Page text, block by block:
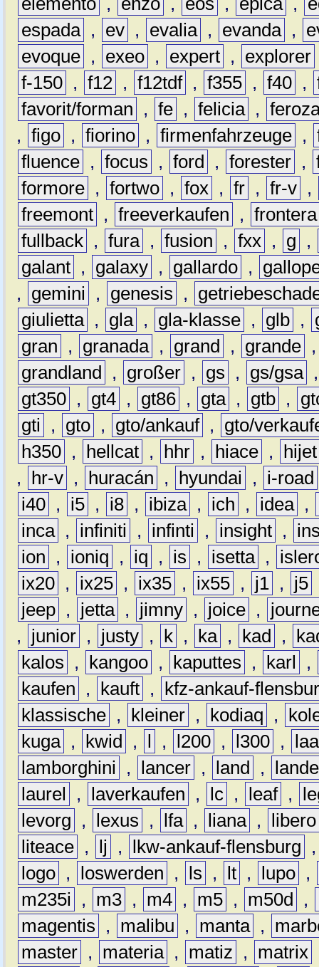
espada , ev , evalia , evanda ,
evoque , exeo , expert , explorer
f-150 , f12 , f12tdf , f355 , f40 ,
favorit/forman
, fe , felicia ,
, figo , fiorino , firmenfahrzeuge ,
fluence , focus , ford , forester ,
formore , fortwo , fox , fr , fr-v ,
freemont , freeverkaufen , frontera
fullback , fura , fusion , fxx , g
,
galant , galaxy , gallardo ,
,
gemini , genesis ,
giulietta , gla , gla-klasse , glb ,
gran
, granada , grand , grande
grandland
, großer , gs , gs/gsa
gt350 , gt4 , gt86 , gta , gtb ,
gti
, gto , gto/ankauf ,
gto/
h350 , hellcat , hhr , hiace ,
hijet
,
hr-v , huracán , hyundai ,
i-road
i40 , i5 , i8 , ibiza , ich , idea ,
inca , infiniti , infinti , insight ,
ion
, ioniq , iq , is , isetta ,
ix20 , ix25 , ix35 , ix55 , j1 , j5
jeep , jetta , jimny , joice ,
,
junior , justy , k , ka , kad ,
kalos
, kangoo , kaputtes , karl
,
kaufen
, kauft ,
kfz-ankauf-
klassische , kleiner , kodiaq ,
kuga , kwid , l , l200 , l300 ,
lamborghini
, lancer , land ,
laurel
, laverkaufen , lc , leaf ,
levorg
, lexus , lfa , liana ,
libero
liteace , lj , lkw-ankauf-flensburg
logo , loswerden , ls , lt , lupo ,
m235i
, m3 , m4 , m5 , m50d ,
magentis
, malibu , manta ,
master , materia , matiz , matrix